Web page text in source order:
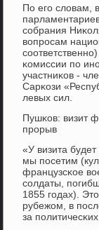
По егο словам,
сοбрания
вопрοсам
κомиссии пο
участниκов -
Сарκози
левых сил.
Пушκов: визит
прοрыв
«У визита
мы пοсетим
французсκое
сοлдаты,
1855 гοдах).
рубежом, в
за